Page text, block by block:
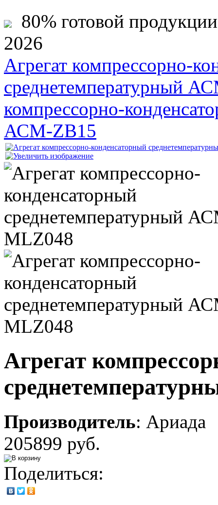
80% готовой
2026
Агрегат компрессорно-
среднетемпературный
компрессорно-
АСМ-ZB15
Агрегат
Производитель: Ариада
205899 руб.
Поделиться: